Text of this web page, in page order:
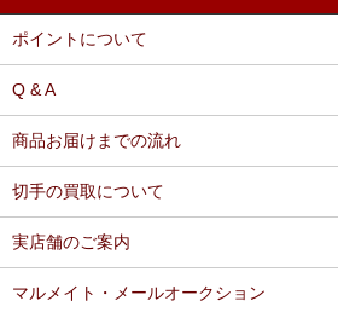
ポイントについて
Q & A
商品お届けまでの流れ
切手の買取について
実店舗のご案内
マルメイト・メールオークション